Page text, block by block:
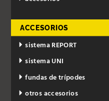
ACCESORIOS
sistema REPORT
sistema UNI
fundas de trípodes
otros accesorios